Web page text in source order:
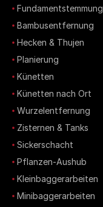
Fundamentstemmung
Bambusentfernung
Hecken & Thujen
Planierung
Künetten
Künetten nach Ort
Wurzelentfernung
Zisternen & Tanks
Sickerschacht
Pflanzen-Aushub
Kleinbaggerarbeiten
Minibaggerarbeiten